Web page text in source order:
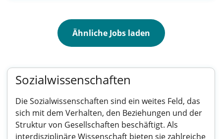
Ähnliche Jobs laden
Sozialwissenschaften
Die Sozialwissenschaften sind ein weites Feld, das
sich mit dem Verhalten, den Beziehungen und der
Struktur von Gesellschaften beschäftigt. Als
interdisziplinäre Wissenschaft bieten sie zahlreiche